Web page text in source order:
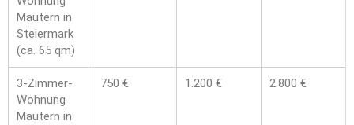
Mautern in
Steiermark
(ca. 65 qm)
3-Zimmer-
Wohnung
Mautern in
750 € 1.200 € 2.800 €